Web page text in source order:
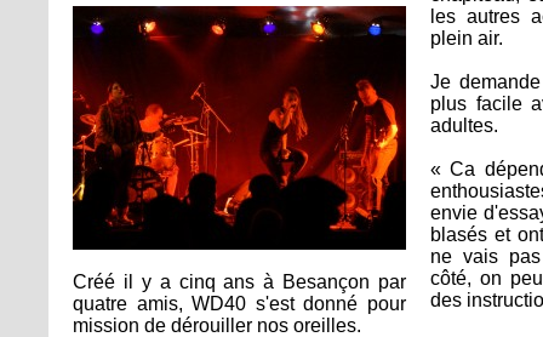
Créé il y a cinq ans à Besançon par
quatre amis, WD40 s'est donné pour
mission de dérouiller nos oreilles.
les autres
plein air.
Je
plus facile
adultes.
« Ca
envie
blasés et
ne vais
côté, on
des